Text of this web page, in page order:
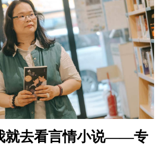
就去看言情小说——专